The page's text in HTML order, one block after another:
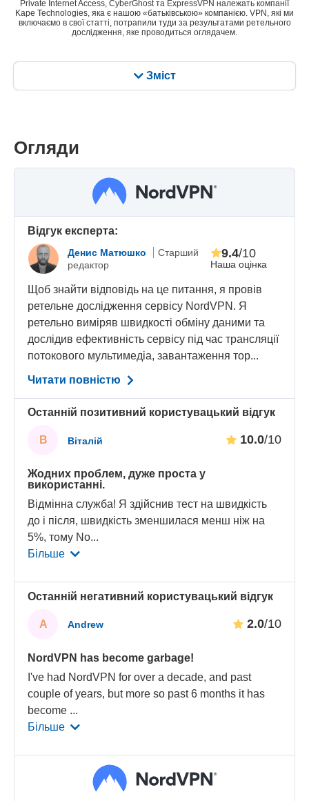
Зміст
Private Internet Access, CyberGhost та ExpressVPN належать компанії
Kape Technologies, яка є нашою «батьківською» компанією. VPN, які ми
включаємо в свої статті, потрапили туди за результатами ретельного
дослідження, яке проводиться оглядачем.
Огляди
Відгук експерта:
Денис Матюшко
Старший
редактор
Наша оцінка
9.4/10
Щоб знайти відповідь на це питання, я провів
ретельне дослідження сервісу NordVPN. Я
ретельно виміряв швидкості обміну даними та
дослідив ефективність сервісу під час трансляції
потокового мультимедіа, завантаження тор...
Читати повністю
Останній позитивний користувацький відгук
В Віталій 10.0/10
Жодних проблем, дуже проста у
використанні.
Відмінна служба! Я здійснив тест на швидкість
до і після, швидкість зменшилася менш ніж на
5%, тому No...
Більше
Останній негативний користувацький відгук
A Andrew 2.0/10
NordVPN has become garbage!
I've had NordVPN for over a decade, and past
couple of years, but more so past 6 months it has
become ...
Більше